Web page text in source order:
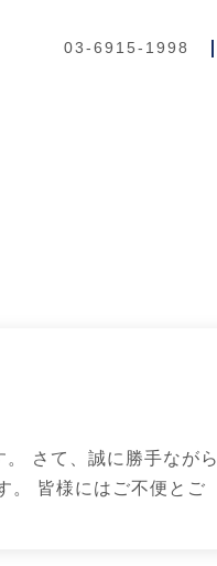
03-6915-1998
さて、誠に勝手ながら
。 皆様にはご不便とご